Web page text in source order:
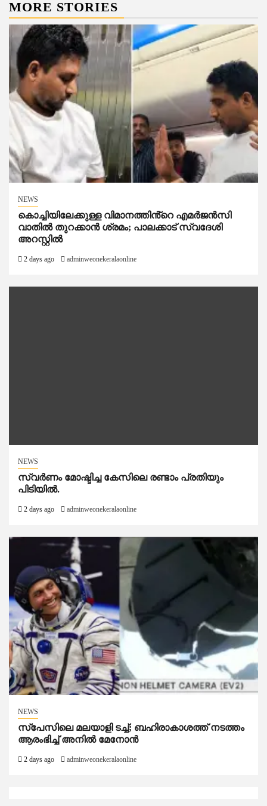
MORE STORIES
NEWS
കൊച്ചിയിലേക്കുള്ള വിമാനത്തിൻ്റെ എമര്‍ജന്‍സി
വാതില്‍ തുറക്കാന്‍ ശ്രമം; പാലക്കാട് സ്വദേശി
അറസ്റ്റില്‍
2 days ago adminweonekeralaonline
NEWS
സ്വർണം മോഷ്ടിച്ച കേസിലെ രണ്ടാം പ്രതിയും
പിടിയിൽ.
2 days ago adminweonekeralaonline
NEWS
സ്‌പേസിലെ മലയാളി ടച്ച്; ബഹിരാകാശത്ത് നടത്തം
ആരംഭിച്ച് അനില്‍ മേനോന്‍
2 days ago adminweonekeralaonline